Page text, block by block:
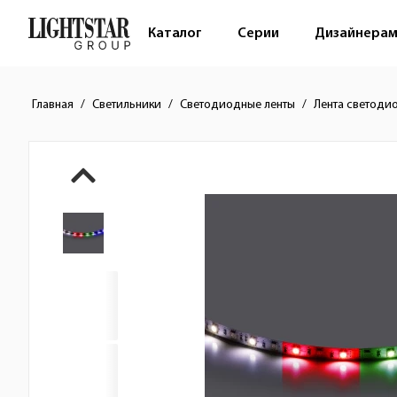
Каталог Серии Дизайнерам
Главная Светильники Светодиодные ленты Лента
Краткое описание товара
Изображения товара
Стоимость товара